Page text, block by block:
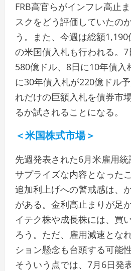
FRB高官らがインフレ高止
スクをどう評価していたの
う。また、今週は総額
の米国債入札も行われる。
580億ドル、8日に10年債入
に30年債入札が220億ドル
れだけの巨額入札を債券市
るか試されることになる。
＜米国株式市場＞
先週発表された6月米雇用
サプライズな内容となった
追加利上げへの警戒感は、
がある。金利高止まりが足
イテク株や成長株には、買
ろう。ただ、雇用減速とな
ション懸念も台頭する可能
そういう点では、7月6日発